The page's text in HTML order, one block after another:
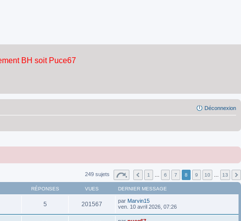
Déconnexion
249 sujets 1 6 7 8 9 10 13
RÉPONSES VUES DERNIER MESSAGE
5 201567 par Marvin15
ven. 10 avril 2026, 07:26